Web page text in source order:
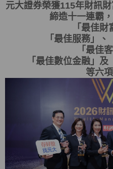
元大證券榮獲115年財訊
締造十一連霸
「最佳財
「最佳服務」、
「最佳
「最佳數位金融」及
等六